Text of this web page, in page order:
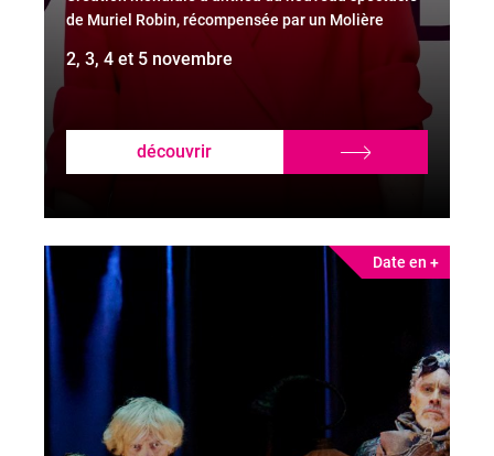
de Muriel Robin, récompensée par un Molière
2, 3, 4 et 5 novembre
découvrir
Date en +